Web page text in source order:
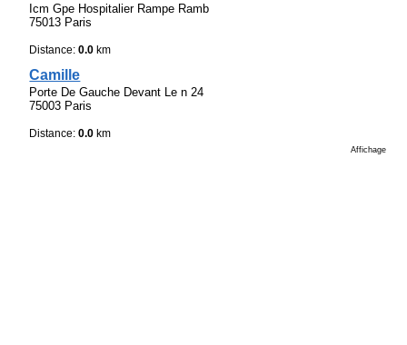
Icm Gpe Hospitalier Rampe Ramb
75013 Paris
Distance:0.0 km
Camille
Porte De Gauche Devant Le n 24
75003 Paris
Distance:0.0 km
Affichage